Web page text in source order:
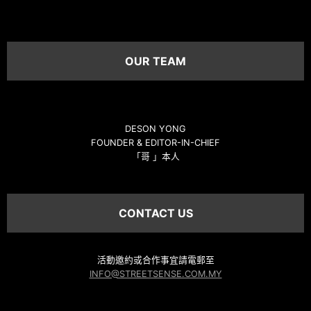
OUR TEAM
DESON YONG
FOUNDER & EDITOR-IN-CHIEF
「哥 」本人
CONTACT US
活動邀約或合作事宜請電郵至
INFO@STREETSENSE.COM.MY